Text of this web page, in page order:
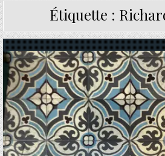
Étiquette :
Posted in